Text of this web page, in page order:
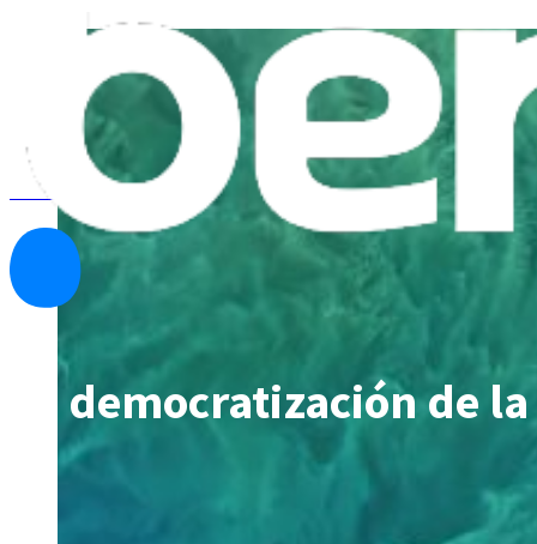
Ver todas las noticias
La democratización de